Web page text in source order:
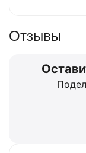
Отзывы